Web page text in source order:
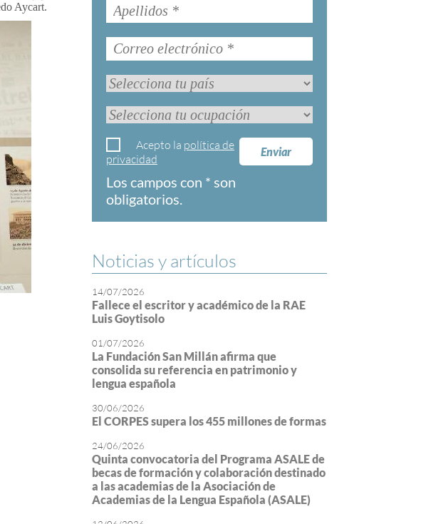
Enviar
Acepto la política de
privacidad
Los campos con * son
obligatorios.
Aycart.
Noticias y artículos
14/07/2026
Fallece el escritor y académico de la RAE
Luis Goytisolo
01/07/2026
La Fundación San Millán afirma que
consolida su referencia en patrimonio y
lengua española
30/06/2026
El CORPES supera los 455 millones de formas
24/06/2026
Quinta convocatoria del Programa ASALE de
becas de formación y colaboración destinado
a las academias de la Asociación de
Academias de la Lengua Española (ASALE)